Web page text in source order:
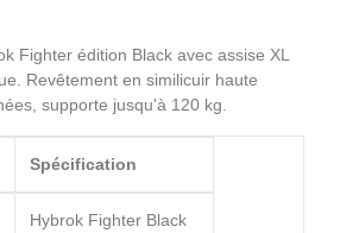
Fighter édition Black avec assise XL
Revêtement en similicuir haute
supporte jusqu'à 120 kg.
Spécification
Hybrok Fighter Black